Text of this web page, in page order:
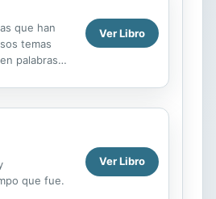
que han
temas
palabras
Ver Libro
que fue.
Ver Libro